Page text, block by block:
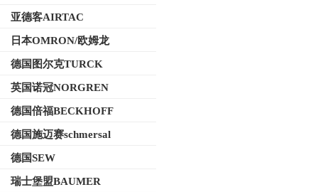
亚德客AIRTAC
日本OMRON/欧姆龙
德国图尔克TURCK
英国诺冠NORGREN
德国倍福BECKHOFF
德国施迈赛schmersal
德国SEW
瑞士堡盟BAUMER